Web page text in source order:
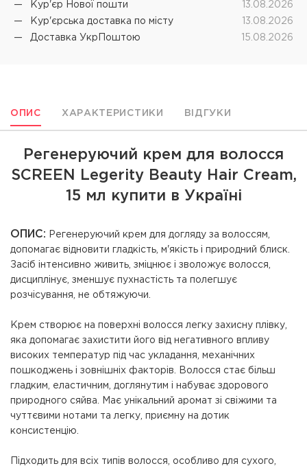
Кур'єр Нової пошти
13.08.2026
Кур'єрська доставка по місту
13.08.2026
Доставка УкрПоштою
15.08.2026
ОПИС ХАРАКТЕРИСТИКИ ВІДГУКИ
Регенеруючий крем для волосся
SCREEN Legerity Beauty Hair Cream,
15 мл купити в Україні
ОПИС: Регенеруючий крем для догляду за волоссям,
допомагає відновити гладкість, м'якість і природний блиск.
Засіб інтенсивно живить, зміцнює і зволожує волосся,
дисциплінує, зменшує пухнастість та полегшує
розчісування, не обтяжуючи.
Крем створює на поверхні волосся легку захисну плівку,
яка допомагає захистити його від негативного впливу
високих температур під час укладання, механічних
пошкоджень і зовнішніх факторів. Волосся стає більш
гладким, еластичним, доглянутим і набуває здорового
природного сяйва. Має унікальний аромат зі свіжими та
чуттєвими нотами та легку, приємну на дотик
консистенцію.
Підходить для всіх типів волосся, особливо для сухого,